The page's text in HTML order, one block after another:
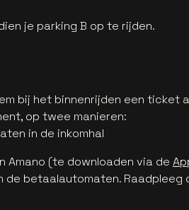
je parking B op te rijden.
bij het binnenrijden een ticket
op twee manieren:
in de inkomhal
Amano (te downloaden via de
de betaalautomaten. Raadpleeg